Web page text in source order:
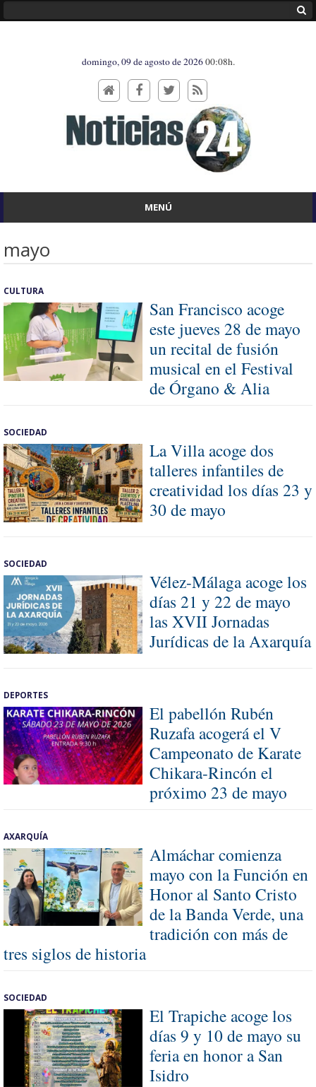
domingo, 09 de agosto de 202600:08h.
MENÚ
mayo
CULTURA
San Francisco acoge
este jueves 28 de mayo
un recital de fusión
musical en el Festival
de Órgano & Alia
SOCIEDAD
La Villa acoge dos
talleres infantiles de
creatividad los días 23 y
30 de mayo
SOCIEDAD
Vélez-Málaga acoge los
días 21 y 22 de mayo
las XVII Jornadas
Jurídicas de la Axarquía
DEPORTES
El pabellón Rubén
Ruzafa acogerá el V
Campeonato de Karate
Chikara-Rincón el
próximo 23 de mayo
AXARQUÍA
Almáchar comienza
mayo con la Función en
Honor al Santo Cristo
de la Banda Verde, una
tradición con más de
tres siglos de historia
SOCIEDAD
El Trapiche acoge los
días 9 y 10 de mayo su
feria en honor a San
Isidro